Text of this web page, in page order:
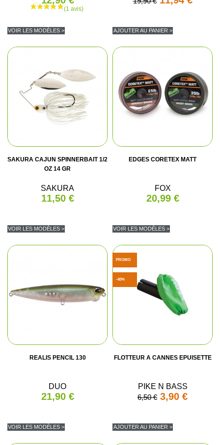
VOIR LES MODÈLES > AJOUTER AU PANIER >
SAKURA CAJUN SPINNERBAIT 1/2
OZ 14 GR
SAKURA
11,50 €
VOIR LES MODÈLES >
EDGES CORETEX MATT
FOX
20,99 €
VOIR LES MODÈLES >
REALIS PENCIL 130
DUO
21,90 €
VOIR LES MODÈLES >
FLOTTEUR A CANNES EPUISETTE
PIKE N BASS
6,50 € 3,90 €
AJOUTER AU PANIER >
PROMO
-40%